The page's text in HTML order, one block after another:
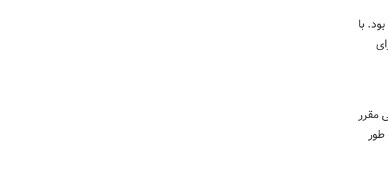
با
مقرر
طور